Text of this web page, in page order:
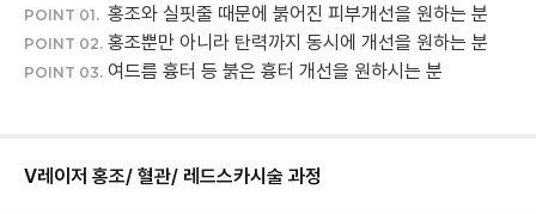
POINT 01. 홍조와 실핏줄 때문에 붉어진 피부개선을 원하는 분
POINT 02. 홍조뿐만 아니라 탄력까지 동시에 개선을 원하는 분
POINT 03. 여드름 흉터 등 붉은 흉터 개선을 원하시는 분
V레이저 홍조/ 혈관/ 레드스카시술 과정